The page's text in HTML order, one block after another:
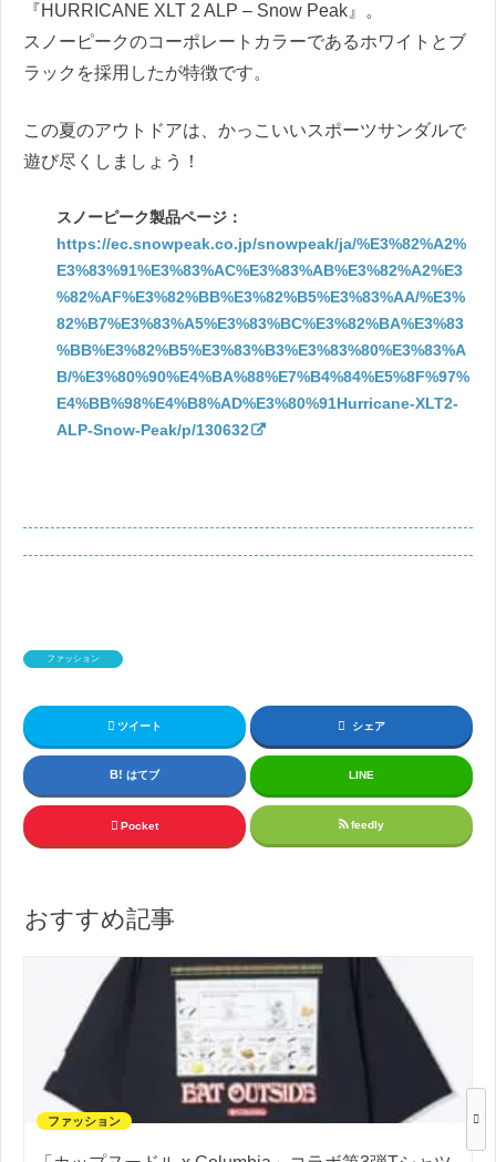
『HURRICANE XLT 2 ALP – Snow Peak』。
スノーピークのコーポレートカラーであるホワイトとブ
ラックを採用したが特徴です。
この夏のアウトドアは、かっこいいスポーツサンダルで
遊び尽くしましょう！
スノーピーク製品ページ：
https://ec.snowpeak.co.jp/snowpeak/ja/%E3%82%A2%
E3%83%91%E3%83%AC%E3%83%AB%E3%82%A2%E3
%82%AF%E3%82%BB%E3%82%B5%E3%83%AA/%E3%
82%B7%E3%83%A5%E3%83%BC%E3%82%BA%E3%83
%BB%E3%82%B5%E3%83%B3%E3%83%80%E3%83%A
B/%E3%80%90%E4%BA%88%E7%B4%84%E5%8F%97%
E4%BB%98%E4%B8%AD%E3%80%91Hurricane-XLT2-
ALP-Snow-Peak/p/130632
ファッション
ツイート シェア
はてブ LINE
Pocket feedly
おすすめ記事
ファッション